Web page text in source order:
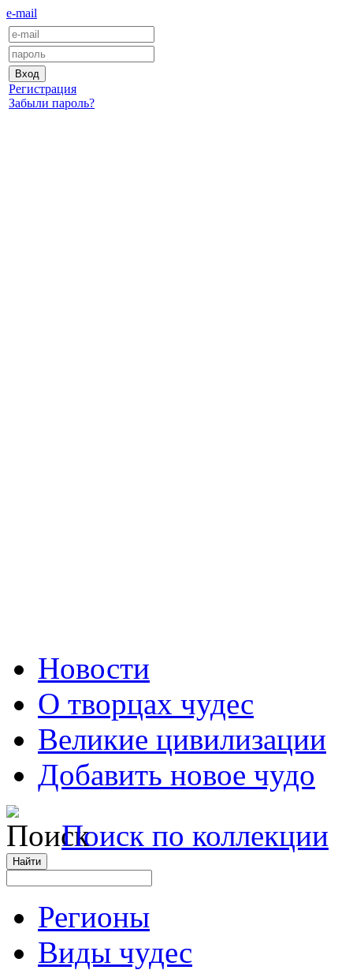
e-mail
Регистрация
Забыли пароль?
Новости
О творцах чудес
Великие цивилизации
Добавить новое чудо
Поиск по коллекции
Регионы
Виды чудес